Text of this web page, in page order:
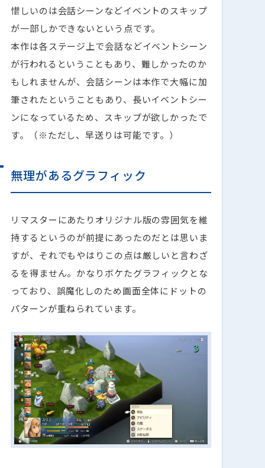
惜しいのは会話シーンなどイベントのスキップ
が一部しかできないという点です。
本作は各ステージ上で会話などイベントシーン
が行われるということもあり、難しかったのか
もしれませんが、会話シーンは本作で大幅に加
筆されたということもあり、長いイベントシー
ンになっているため、スキップが欲しかったで
す。（※ただし、早送りは可能です。）
無理があるグラフィック
リマスターにあたりオリジナル版の雰囲気を維
持するというのが前提にあったのだとは思いま
すが、それでもやはりこの点は厳しいと言わざ
るを得ません。かなりボケたグラフィックとな
っており、誤魔化しのため画面全体にドットの
パターンが重ねられています。